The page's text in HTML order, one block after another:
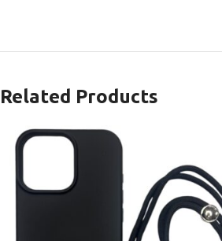
Related Products